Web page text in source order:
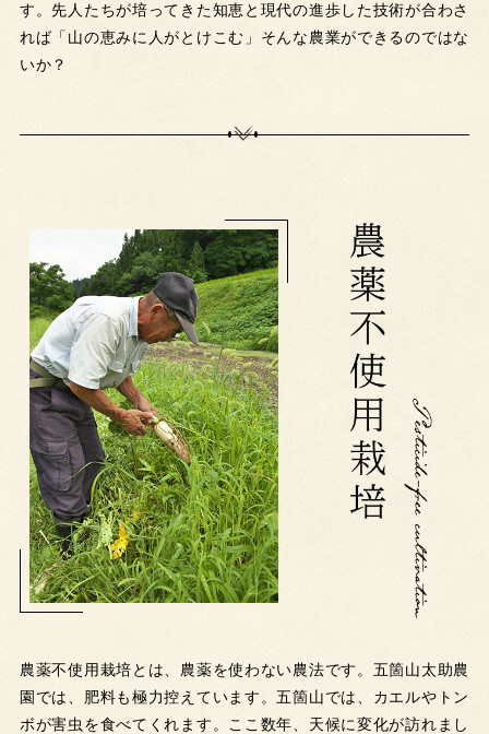
す。先人たちが培ってきた知恵と現代の進歩した技術が合わさ
れば「山の恵みに人がとけこむ」そんな農業ができるのではな
いか？
農薬不使用栽培とは、農薬を使わない農法です。五箇山太助農
園では、肥料も極力控えています。五箇山では、カエルやトン
ボが害虫を食べてくれます。ここ数年、天候に変化が訪れまし